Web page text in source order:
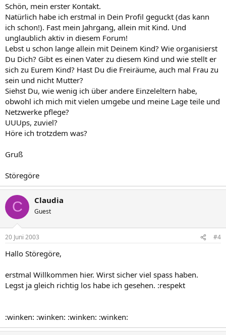
Schön, mein erster Kontakt.
Natürlich habe ich erstmal in Dein Profil geguckt (das kann
ich schon!). Fast mein Jahrgang, allein mit Kind. Und
unglaublich aktiv in diesem Forum!
Lebst u schon lange allein mit Deinem Kind? Wie organisierst
Du Dich? Gibt es einen Vater zu diesem Kind und wie stellt er
sich zu Eurem Kind? Hast Du die Freiräume, auch mal Frau zu
sein und nicht Mutter?
Siehst Du, wie wenig ich über andere Einzeleltern habe,
obwohl ich mich mit vielen umgebe und meine Lage teile und
Netzwerke pflege?
UUUps, zuviel?
Höre ich trotzdem was?
Gruß
Störegöre
C Claudia
Guest
20 Juni 2003 #4
Hallo Störegöre,
erstmal Willkommen hier. Wirst sicher viel spass haben.
Legst ja gleich richtig los habe ich gesehen. :respekt
:winken: :winken: :winken: :winken: